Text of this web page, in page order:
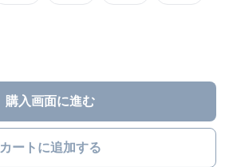
購入画面に進む
カートに追加する